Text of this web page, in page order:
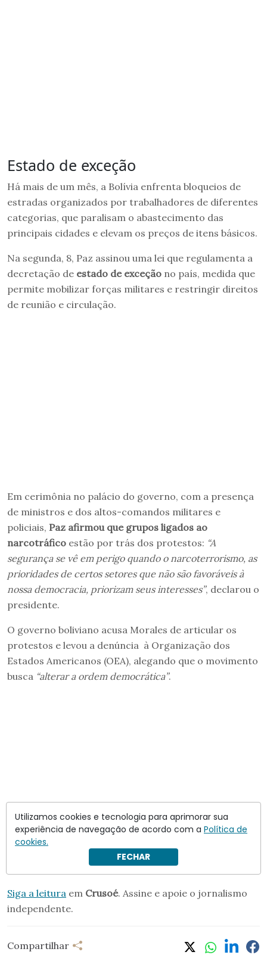
Estado de exceção
Há mais de um mês, a Bolívia enfrenta bloqueios de
estradas organizados por trabalhadores de diferentes
categorias, que paralisam o abastecimento das
principais cidades e elevam os preços de itens básicos.
Na segunda, 8, Paz assinou uma lei que regulamenta a
decretação de estado de exceção no país, medida que
permite mobilizar forças militares e restringir direitos
de reunião e circulação.
Em cerimônia no palácio do governo, com a presença
de ministros e dos altos-comandos militares e
policiais, Paz afirmou que grupos ligados ao
narcotráfico estão por trás dos protestos: “A
segurança se vê em perigo quando o narcoterrorismo, as
prioridades de certos setores que não são favoráveis à
nossa democracia, priorizam seus interesses”, declarou o
presidente.
O governo boliviano acusa Morales de articular os
protestos e levou a denúncia à Organização dos
Estados Americanos (OEA), alegando que o movimento
busca “alterar a ordem democrática”.
Siga a leitura em Crusoé. Assine e apoie o jornalismo
independente.
Compartilhar
Utilizamos cookies e tecnologia para aprimorar sua
experiência de navegação de acordo com a Política de
cookies.
FECHAR